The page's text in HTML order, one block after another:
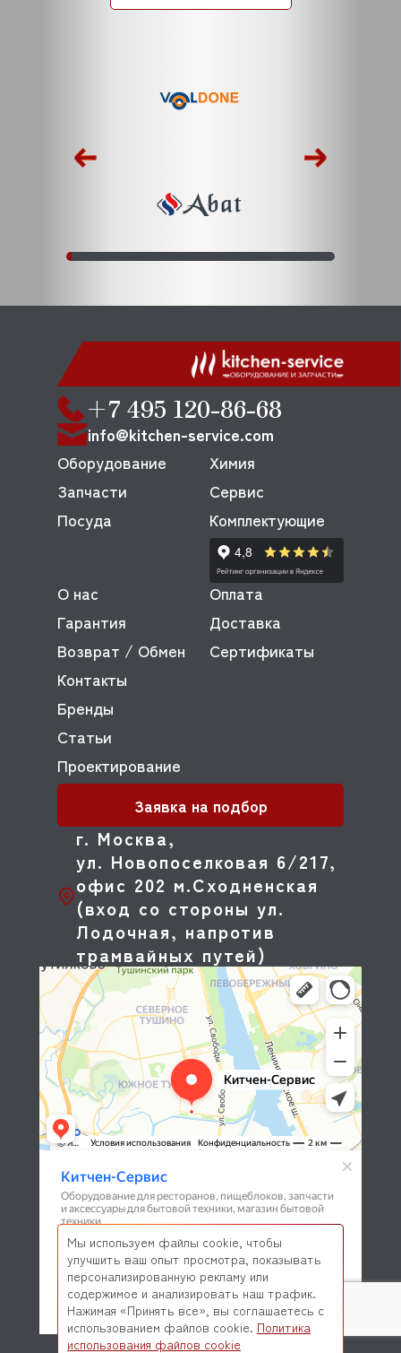
+7 495 120-86-68
info@kitchen-service.com
г. Москва,
ул. Новопоселковая 6/217,
офис 202 м.Сходненская
(вход со стороны ул.
Лодочная, напротив
трамвайных путей)
Оборудование
Запчасти
Посуда
Химия
Сервис
Комплектующие
О нас
Оплата
Гарантия
Доставка
Возврат / Обмен
Сертификаты
Контакты
Бренды
Статьи
Проектирование
Заявка на подбор
© 2026 Kitchen-Service.com Интернет-магазин запчастей
Мы используем файлы cookie, чтобы
улучшить ваш опыт просмотра, показывать
персонализированную рекламу или
содержимое и анализировать наш трафик.
Нажимая «Принять все», вы соглашаетесь с
использованием файлов cookie. Политика
использования файлов cookie